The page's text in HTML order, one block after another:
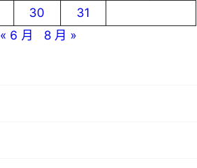
30
31
« 6 月
8 月 »